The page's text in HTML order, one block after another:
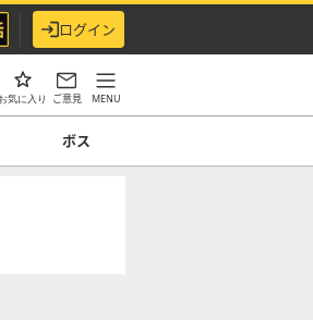
ログイン
お気に入り ご意見 MENU
ボス